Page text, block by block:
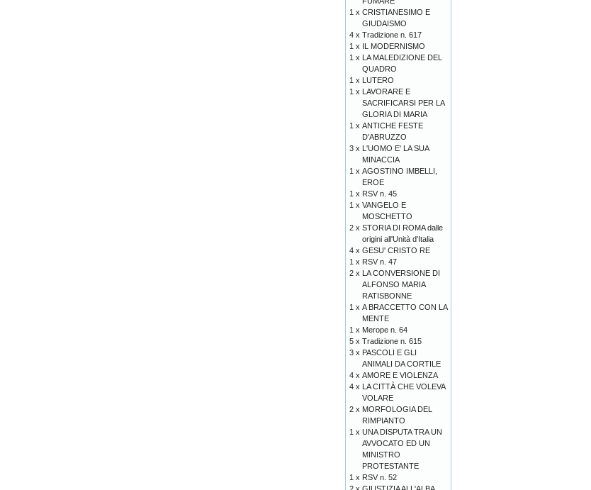
1 x CRISTIANESIMO E
GIUDAISMO
4 x Tradizione n. 617
1 x IL MODERNISMO
1 x LA MALEDIZIONE DEL
QUADRO
1 x LUTERO
1 x LAVORARE E
SACRIFICARSI PER LA
GLORIA DI MARIA
1 x ANTICHE FESTE
D'ABRUZZO
3 x L'UOMO E' LA SUA
MINACCIA
1 x AGOSTINO IMBELLI,
EROE
1 x RSV n. 45
1 x VANGELO E
MOSCHETTO
2 x STORIA DI ROMA dalle
origini all'Unità d'Italia
4 x GESU' CRISTO RE
1 x RSV n. 47
2 x LA CONVERSIONE DI
ALFONSO MARIA
RATISBONNE
1 x A BRACCETTO CON LA
MENTE
1 x Merope n. 64
5 x Tradizione n. 615
3 x PASCOLI E GLI
ANIMALI DA CORTILE
4 x AMORE E VIOLENZA
4 x LA CITTÀ CHE VOLEVA
VOLARE
2 x MORFOLOGIA DEL
RIMPIANTO
1 x UNA DISPUTA TRA UN
AVVOCATO ED UN
MINISTRO
PROTESTANTE
1 x RSV n. 52